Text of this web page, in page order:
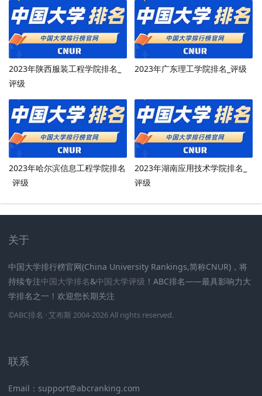
2023年陕西服装工程学院排名_
评级
2023年广东理工学院排名_评级
2023年哈尔滨信息工程学院排名
_评级
2023年湖南应用技术学院排名_
评级
关于
中国大学排行榜官网(China University Rankings,简称CNUR)，将
持续专注中国大学排名&中国大学评级 ！ABC排名——最具影响力大
学排名之一！欢迎您长期关注
©ABC排名 · 艾布斯 2004-2026 All rights reserved.
联系
Email：support@abcranking.com